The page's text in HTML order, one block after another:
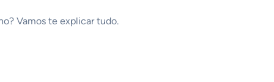
Vamos te explicar tudo.